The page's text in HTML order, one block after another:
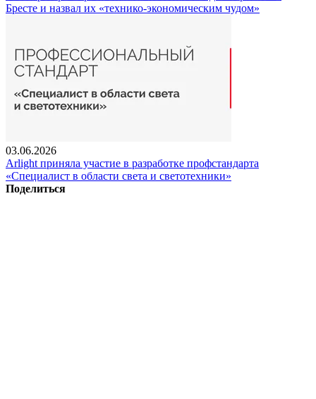
Бресте и назвал их «технико-экономическим чудом»
03.06.2026
Arlight приняла участие в разработке профстандарта
«Специалист в области света и светотехники»
Поделиться